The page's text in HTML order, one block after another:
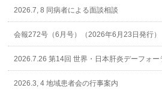
2026.7, 8 同病者による面談相談
会報272号（6月号）（2026年6月23日発行）
2026.7.26 第14回 世界・日本肝炎デーフォー
2026.3, 4 地域患者会の行事案内